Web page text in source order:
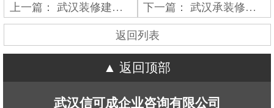
上一篇： 武汉装修建筑资质代办有哪些陷阱？ 下一篇：武汉承装修试资质办理流程
返回列表
返回顶部
武汉信可成企业咨询有限公司